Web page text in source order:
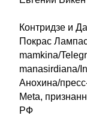
Контридзе и
Покрас
mamkina/
manasirdiana/
Анохина/
Meta,
РФ